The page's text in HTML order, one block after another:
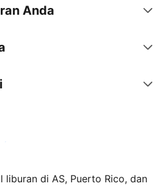
Anda
kami sekarang
liburan di AS, Puerto Rico, dan